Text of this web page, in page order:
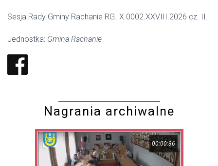
Sesja Rady Gminy Rachanie RG.IX.0002.XXVIII.2026 cz. II.
Jednostka: Gmina Rachanie
Nagrania archiwalne
00:00:36